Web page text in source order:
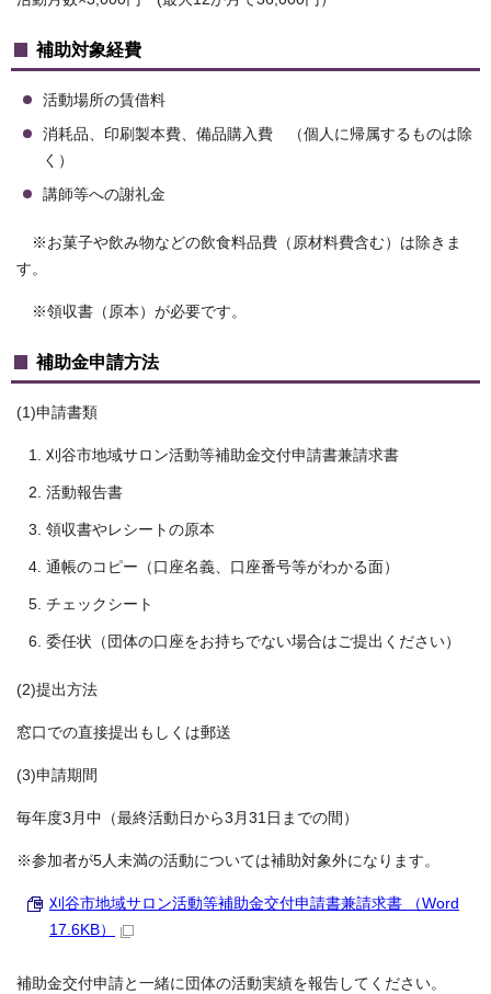
補助対象経費
活動場所の賃借料
消耗品、印刷製本費、備品購入費 （個人に帰属するものは除
く）
講師等への謝礼金
※お菓子や飲み物などの飲食料品費（原材料費含む）は除きま
す。
※領収書（原本）が必要です。
補助金申請方法
(1)申請書類
刈谷市地域サロン活動等補助金交付申請書兼請求書
活動報告書
領収書やレシートの原本
通帳のコピー（口座名義、口座番号等がわかる面）
チェックシート
委任状（団体の口座をお持ちでない場合はご提出ください）
(2)提出方法
窓口での直接提出もしくは郵送
(3)申請期間
毎年度3月中（最終活動日から3月31日までの間）
※参加者が5人未満の活動については補助対象外になります。
刈谷市地域サロン活動等補助金交付申請書兼請求書 （Word
17.6KB）
補助金交付申請と一緒に団体の活動実績を報告してください。